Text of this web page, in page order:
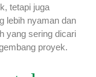
tetapi juga
lebih nyaman dan
yang sering dicari
proyek.